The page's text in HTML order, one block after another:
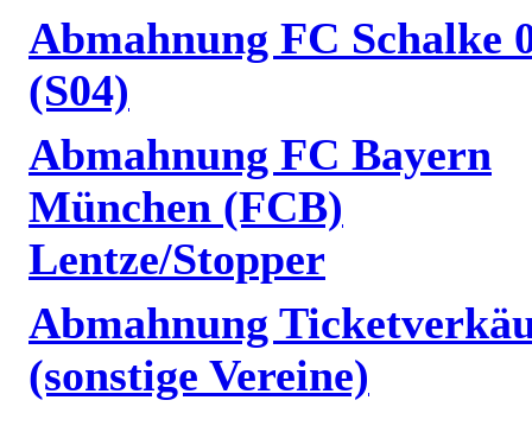
Abmahnung FC Schalke
(S04)
Abmahnung FC Bayern
München (FCB)
Lentze/Stopper
Abmahnung
(sonstige Vereine)